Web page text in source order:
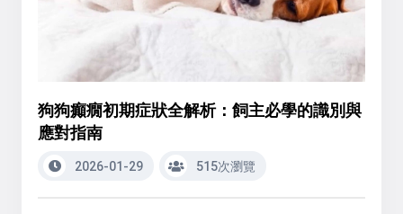
狗狗癲癇初期症狀全解析：飼主必學的識別與
應對指南
2026-01-29 515次瀏覽